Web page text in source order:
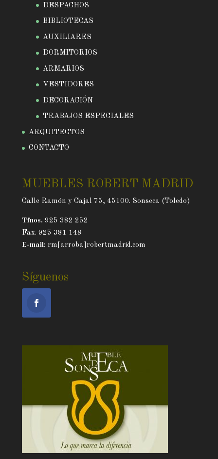
DESPACHOS
BIBLIOTECAS
AUXILIARES
DORMITORIOS
ARMARIOS
VESTIDORES
DECORACIÓN
TRABAJOS ESPECIALES
ARQUITECTOS
CONTACTO
MUEBLES ROBERT MADRID
Calle Ramón y Cajal 75, 45100. Sonseca (Toledo)
Tfnos. 925 382 252
Fax. 925 381 148
E-mail: rm[arroba]robertmadrid.com
Síguenos